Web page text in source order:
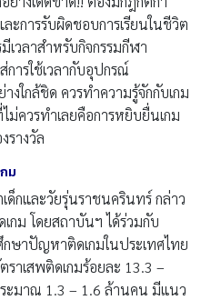
ะการรับผิดชอบการเรียนในชีวิต
เวลาสำหรับกิจกรรมกีฬา
การใช้เวลากับอุปกรณ์
งใกล้ชิด ควรทำความรู้จักกับเกม
ม่ควรทำเลยคือการหยิบยื่นเกม
รางวัล
ม
กและวัยรุ่นราชนครินทร์ กล่าว
กม โดยสถาบันฯ ได้ร่วมกับ
ษาปัญหาติดเกมในประเทศไทย
าเสพติดเกมร้อยละ 13.3 –
ะมาณ 1.3 – 1.6 ล้านคน มีแนว